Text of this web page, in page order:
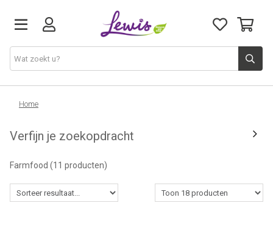
Honden
Katten
Leveringen
Openingsuren
Home
Verfijn je zoekopdracht
Farmfood (11 producten)